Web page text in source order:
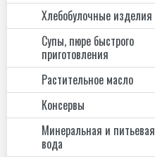
Хлебобулочные изделия
Супы, пюре быстрого
приготовления
Растительное масло
Консервы
Минеральная и питьевая
вода